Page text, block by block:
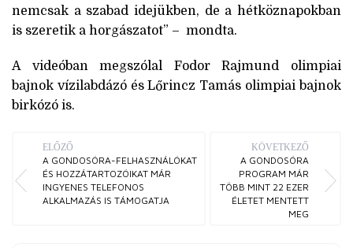
nemcsak a szabad idejükben, de a hétköznapokban
is szeretik a horgászatot” – mondta.
A videóban megszólal Fodor Rajmund olimpiai
bajnok vízilabdázó és Lőrincz Tamás olimpiai bajnok
birkózó is.
ELŐZŐ
A GONDOSÓRA-FELHASZNÁLÓKAT
ÉS HOZZÁTARTOZÓIKAT MÁR
INGYENES TELEFONOS
ALKALMAZÁS IS TÁMOGATJA
KÖVETKEZŐ
A GONDOSÓRA
PROGRAM MÁR
TÖBB MINT 22 EZER
ÉLETET MENTETT
MEG